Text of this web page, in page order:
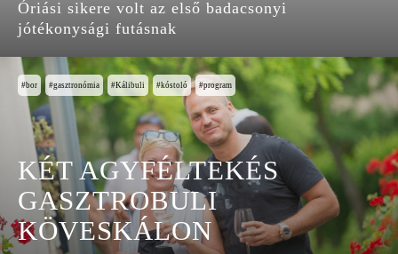
Óriási sikere volt az első badacsonyi
jótékonysági futásnak
bor gasztronómia Kálibuli kóstoló program
KÉT AGYFÉLTEKÉS
GASZTROBULI
KÖVESKÁLON